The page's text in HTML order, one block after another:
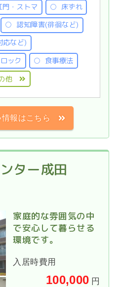
門・ストマ
床ずれ
認知障害(徘徊など)
応など)
ック
食事療法
他
報はこちら
ター成田
家庭的な雰囲気の中
で安心して暮らせる
環境です。
入居時費用
100,000 円